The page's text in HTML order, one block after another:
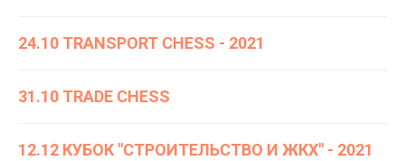
24.10 TRANSPORT CHESS - 2021
31.10 TRADE CHESS
12.12 КУБОК "СТРОИТЕЛЬСТВО И ЖКХ" - 2021